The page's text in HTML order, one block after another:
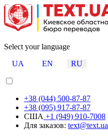
Select your language
UA
EN RU
+38 (044) 500-87-87
+38 (095) 917-87-87
США +1 (949) 910-7008
Для заказов: text@text.ua